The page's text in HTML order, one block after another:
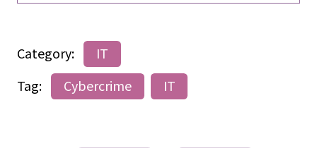
Category:
IT
Tag:
Cybercrime IT